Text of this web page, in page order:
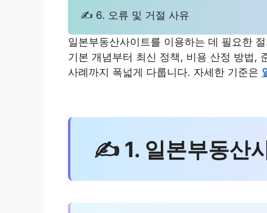
✍ 6. 오류 및 거절 사유
일본부동산사이트를 이용하는 데 필요한
기본 개념부터 최신 정책, 비용 산정 방법,
사례까지 폭넓게 다룹니다. 자세한 기준은
✍ 1. 일본부동산